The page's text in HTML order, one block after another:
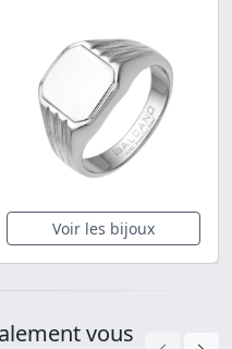
Voir les bijoux
vous